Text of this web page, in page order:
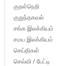
குறள்நெறி
குறுந்தகவல்
சங்க இலக்கியம்
சமய இலக்கியம்
செய்திகள்
செவ்வி / பேட்டி